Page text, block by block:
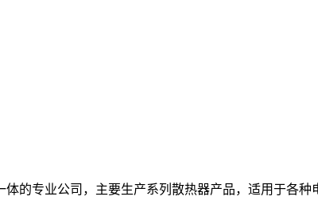
的专业公司，主要生产系列散热器产品，适用于各种